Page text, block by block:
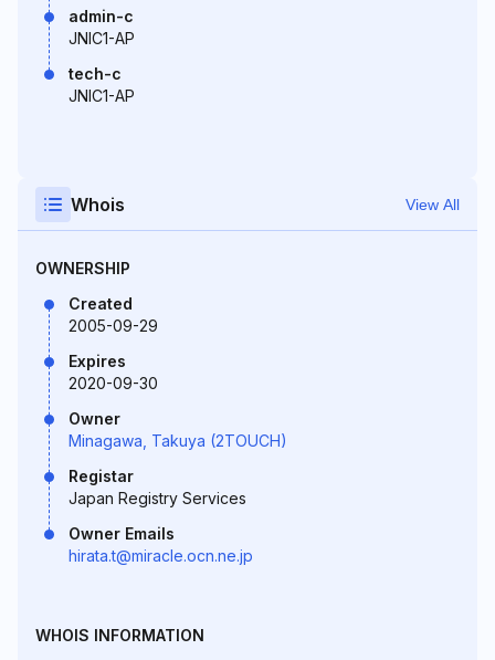
admin-c
JNIC1-AP
tech-c
JNIC1-AP
Whois View All
OWNERSHIP
Created
2005-09-29
Expires
2020-09-30
Owner
Minagawa, Takuya (2TOUCH)
Registar
Japan Registry Services
Owner Emails
hirata.t@miracle.ocn.ne.jp
WHOIS INFORMATION